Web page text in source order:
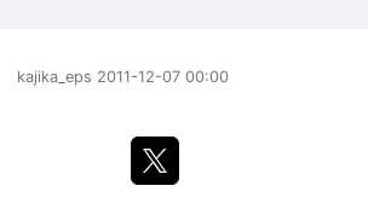
kajika_eps 2011-12-07 00:00